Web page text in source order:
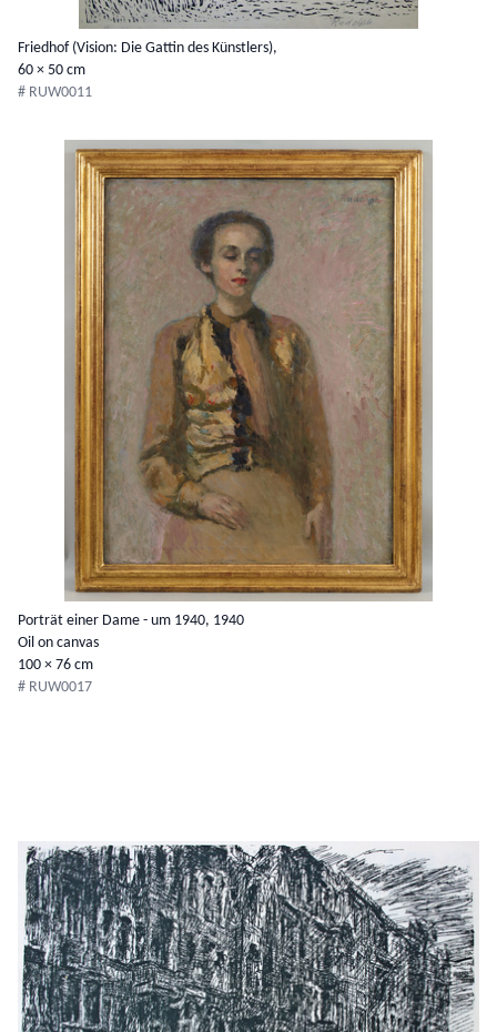
Friedhof (Vision: Die Gattin des Künstlers),
60 × 50 cm
# RUW0011
Porträt einer Dame - um 1940, 1940
Oil on canvas
100 × 76 cm
# RUW0017